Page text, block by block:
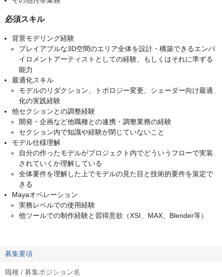
必須スキル
背景モデリング経験
プレイアブルな3D空間のエリア全体を設計・構築できるエンバ
イロメントアーティストとしての経験、もしくはそれに準ずる
能力
最適化スキル
モデルのリダクション、トポロジー変更、シェーダー向け最適
化の実践経験
他セクションとの調整経験
開発・企画など他職種との連携・調整業務の経験
セクション内で知識や経験が閉じていないこと
モデル仕様理解
自分の作ったモデルがプロジェクト内でどういうフローで実装
されていくか理解している
全体要件を理解した上でモデルの見た目と技術的要件を策定で
きる
Mayaオペレーション
実務レベルでの使用経験
他ツールでの制作経験と習得意欲（XSI、MAX、Blender等）
募集要項
職種 / 募集ポジション名